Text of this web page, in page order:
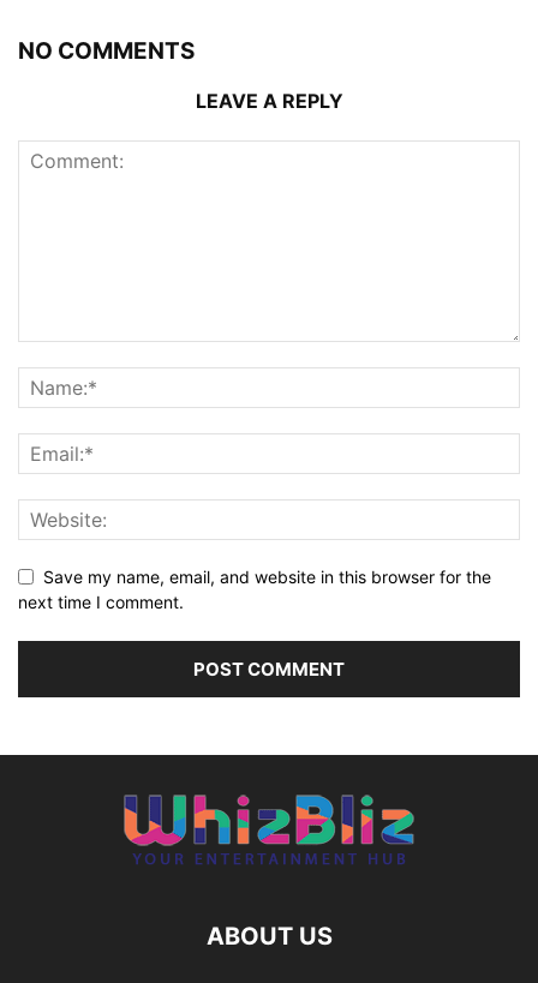
NO COMMENTS
LEAVE A REPLY
Save my name, email, and website in this browser for the
next time I comment.
ABOUT US